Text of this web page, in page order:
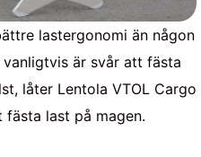
lastergonomi än någon
är svår att fästa
låter Lentola VTOL Cargo
last på magen.